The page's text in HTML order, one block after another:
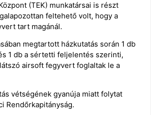
(TEK) munkatársai is részt
feltehető volt, hogy a
tart magánál.
megtartott házkutatás során 1 db
1 db a sértetti feljelentés szerinti,
airsoft fegyvert foglaltak le a
vétségének gyanúja miatt folytat
Rendőrkapitányság.